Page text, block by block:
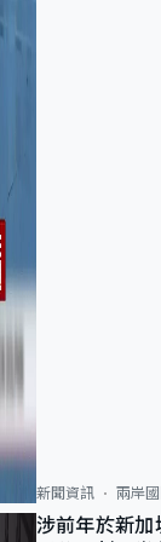
新聞資訊 兩岸
涉前年於新